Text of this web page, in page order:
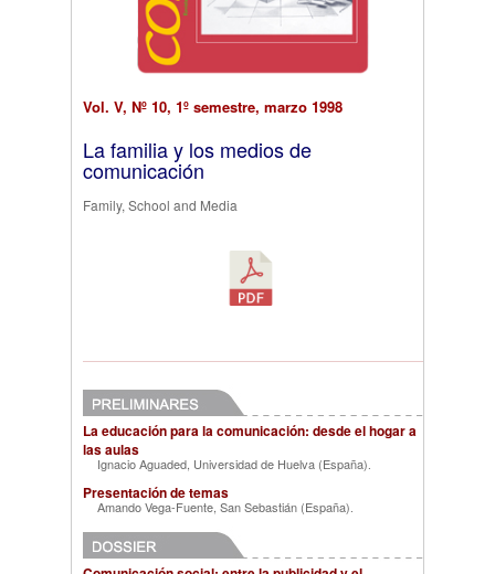
Vol. V, Nº 10, 1º semestre, marzo 1998
La familia y los medios de
comunicación
Family, School and Media
La educación para la comunicación: desde el hogar a
las aulas
Ignacio Aguaded, Universidad de Huelva (España).
Presentación de temas
Amando Vega-Fuente, San Sebastián (España).